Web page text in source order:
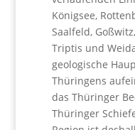
Königsee,
Saalfeld,
Triptis und
geologische
Thüringens
das Thüringer
Thüringer